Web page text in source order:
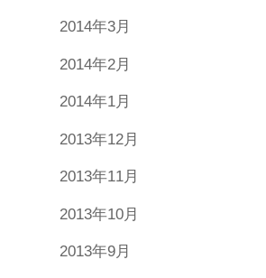
2014年3月
2014年2月
2014年1月
2013年12月
2013年11月
2013年10月
2013年9月